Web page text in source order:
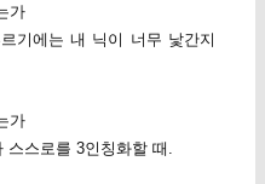
가
기에는 내 닉이 너무 낯간지
가
스로를 3인칭화할 때.